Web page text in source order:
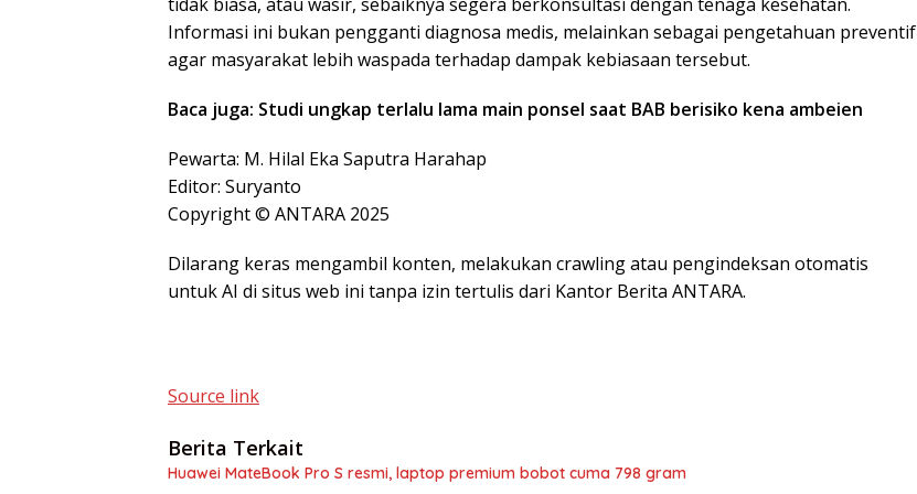
Informasi ini bukan pengganti diagnosa medis, melainkan sebagai pengetahuan preventif
agar masyarakat lebih waspada terhadap dampak kebiasaan tersebut.
Baca juga: Studi ungkap terlalu lama main ponsel saat BAB berisiko kena ambeien
Pewarta: M. Hilal Eka Saputra Harahap
Editor: Suryanto
Copyright © ANTARA 2025
Dilarang keras mengambil konten, melakukan crawling atau pengindeksan otomatis
untuk AI di situs web ini tanpa izin tertulis dari Kantor Berita ANTARA.
Source link
Berita Terkait
Huawei MateBook Pro S resmi, laptop premium bobot cuma 798 gram